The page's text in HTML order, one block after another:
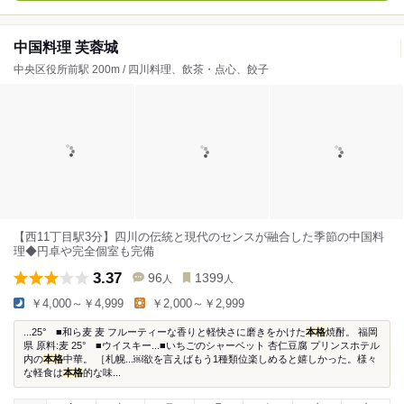
中国料理 芙蓉城
中央区役所前駅 200m / 四川料理、飲茶・点心、餃子
【西11丁目駅3分】四川の伝統と現代のセンスが融合した季節の中国料
理◆円卓や完全個室も完備
3.37 96 人 1399 人
￥4,000～￥4,999 ￥2,000～￥2,999
...25° ■和ら麦 麦 フルーティーな香りと軽快さに磨きをかけた本格焼酎。 福岡
県 原料:麦 25° ■ウイスキー...■いちごのシャーベット 杏仁豆腐 プリンスホテル
内の本格中華。 ［札幌...￼欲を言えばもう1種類位楽しめると嬉しかった。様々
な軽食は本格的な味...